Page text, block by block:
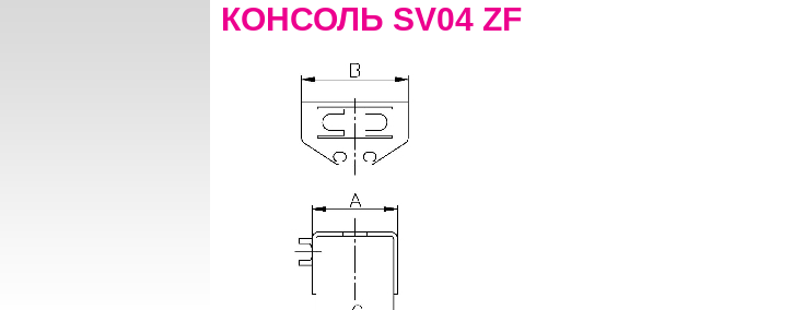
КОНСОЛЬ SV04 ZF